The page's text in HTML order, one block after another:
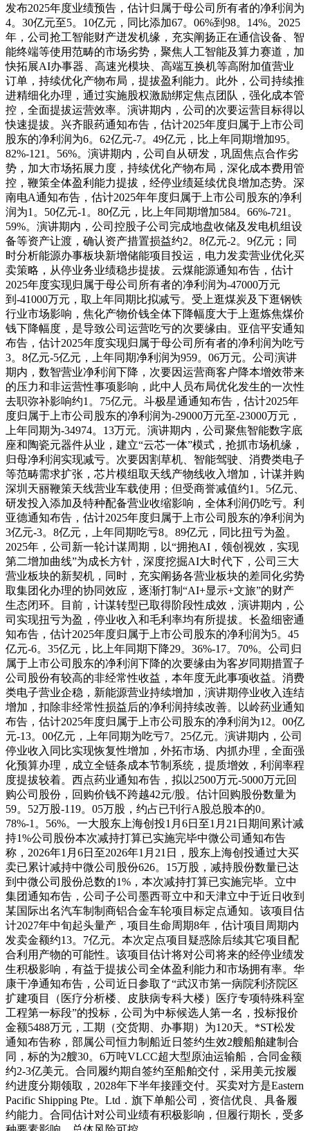
发布2025年度业绩预告，估计归属于母公司所有者的净利润为
4。30亿元至5。10亿元，同比添加67。06%到98。14%。2025
年，公司抢工智能财产迸发机缘，充实阐扬正在通信设备、智
能终端等使用范畴的市场劣势，聚焦人工智能及算力赛道，加
快拓展AI办事器、高速光模块、高端互换机等高附加值营业
订单，持续优化产物布局，提拔盈利能力。此外，公司持续推
进精细化办理，通过实施股权激励绑定焦点团队，强化成本管
控，全面提拔运营效率。演讲期内，公司的次要运营目标得以
快速提拔。兴齐眼药通知布告，估计2025年度归属于上市公司
股东的净利润为6。62亿元-7。49亿元，比上年同期增加95。
82%-121。56%。演讲期内，公司自从研发，巩固焦点合作劣
势，加大市场拓展力度，持续优化产物布局，深化成本费用管
控，鞭策全体盈利能力提拔，经停业绩延续优良增加态势。深
南电A通知布告，估计2025年年度归属于上市公司股东的净利
润为1。50亿元-1。80亿元，比上年同期增加584。66%-721。
59%。演讲期内，公司控股子公司完成地盘收储及发电机组设
备等资产让渡，确认资产措置损益约2。8亿元-2。9亿元；同
时分析能源办事板块新增储能项目投运，电力发卖营业优化买
卖策略，从停业务业绩稳步提拔。云煤能源通知布告，估计
2025年度实现归属于母公司所有者的净利润为-47000万元
到-41000万元，取上年同期比拟减亏。受上逛煤炭及下逛钢铁
行业市场影响，焦化产物价钱全体下降幅度大于上逛炼焦煤价
钱下降幅度，是导致公司运营吃亏的次要缘由。亚信平安通知
布告，估计2025年度实现归属于母公司所有者的净利润为吃亏
3。8亿元-5亿元，上年同期净利润为959。06万元。公司演讲
期内，数智营业净利润下降，次要因运营商客户降本增效带来
的压力和非运营性事项影响，此中人员布局优化发生的一次性
去职弥补影响约1。75亿元。斗极星通通知布告，估计2025年
度归属于上市公司股东的净利润为-29000万元至-23000万元，
上年同期为-34974。13万元。演讲期内，公司聚焦智能数字底
座和陶瓷元器件从业，建立“云芯一体”模式，抢抓市场机缘，
归母净利润实现减亏。次要因割草机、智能驾驶、消费类电子
等范畴需求扩张，芯片模组取天线产物线收入增加，计谋并购
深圳天丽鞭策天线营业车载使用；但受商誉减值约1。5亿元、
研发投入添加及特种配备营业收缩影响，全体利润仍吃亏。利
亚德通知布告，估计2025年度归属于上市公司股东的净利润为
3亿元-3。8亿元，上年同期吃亏8。89亿元，同比扭亏为盈。
2025年，公司新一轮计谋周期，以“拥抱AI，领创视效，实现
第二增加曲线”为成长方针，深度挖掘AI大时代下，公司三大
营业板块的新契机，同时，充实阐扬各营业板块的差同化劣势
取集团化办理的协同效应，逐渐打制“AI+显示+文旅”的财产
生态闭环。目前，计谋转型已取得阶段性成效，演讲期内，公
司实现扭亏为盈，停业收入和毛利率均有所提拔。长盈细密通
知布告，估计2025年度归属于上市公司股东的净利润为5。45
亿元-6。35亿元，比上年同期下降29。36%-17。70%。公司归
属于上市公司股东的净利润下降的次要缘由为客岁同期措置子
公司股份有较高的非经常性收益，本年度无此事项收益。消费
类电子营业企稳，新能源营业持续增加，演讲期停业收入连结
增加，扣除非经常性损益后的净利润持续改善。以岭药业通知
布告，估计2025年度归属于上市公司股东的净利润为12。00亿
元-13。00亿元，上年同期为吃亏7。25亿元。演讲期内，公司
停业收入同比实现恢复性增加，外拓市场、内抓办理，全面强
化预算办理，成立全链条成本节制系统，提质增效，利润率程
度提拔较着。西点药业通知布告，拟以2500万元-5000万元回
购公司股份，回购价钱不跨越42元/股。估计回购股份数量为
59。52万股-119。05万股，约占已刊行A股总股本的0。
78%-1。56%。一大股东上海创投1月6日至1月21日期间累计减
持1%公司股份本次减持打算已实施完毕中微公司通知布告
称，2026年1月6日至2026年1月21日，股东上海创投通过大买
卖已累计减持中微公司股份626。15万股，减持股份数量已达
到中微公司股份总数的1%，本次减持打算已实施完毕。立中
集团通知布告，公司子公司墨西哥立中和天津立中于近日收到
某国际出名汽车制制商铝合金车轮项目标定点通知。该项目估
计2027年中旬起头量产，项目生命周期8年，估计项目周期内
发卖金额约13。7亿元。本次定点项目疑惑除后续其它项目配
合利用产物的可能性。该项目估计将对公司将来的经停业绩发
生积极影响，有益于提拔公司全体盈利能力和市场拥有率。华
康干净通知布告，公司近日参取了“武汉市第一病院利济院区
扩建项目（医疗分析楼、皮肤病专科大楼）医疗专项特殊科室
工程第一标段”的投标，公司为中标候选人第一名，投标报价
金额5488万元，工期（交货期、办事期）为120天。*ST松发
通知布告称，部属公司恒力制船近日签约生效2艘船舶建制合
同，标的为2艘30。6万吨VLCC超大型原油运输船，合同金额
约2-3亿美元。合同履约期自签约至船舶交付，采用美元按履
约进度分期领取，2028年下半年接踵交付。买卖对方是Eastern
Pacific Shipping Pte。Ltd．旗下单船公司，资信优良、具备履
约能力。合同估计对公司业绩有积极影响，但履行期长，受多